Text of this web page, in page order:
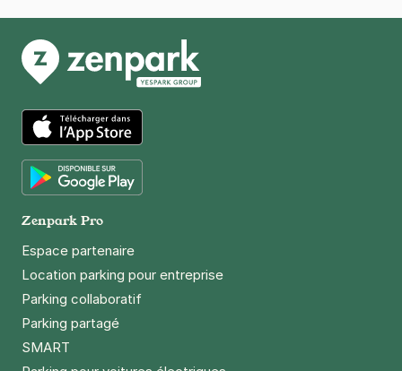
App Store
Zenpark Pro
Espace partenaire
Location parking pour entreprise
Parking collaboratif
Parking partagé
SMART